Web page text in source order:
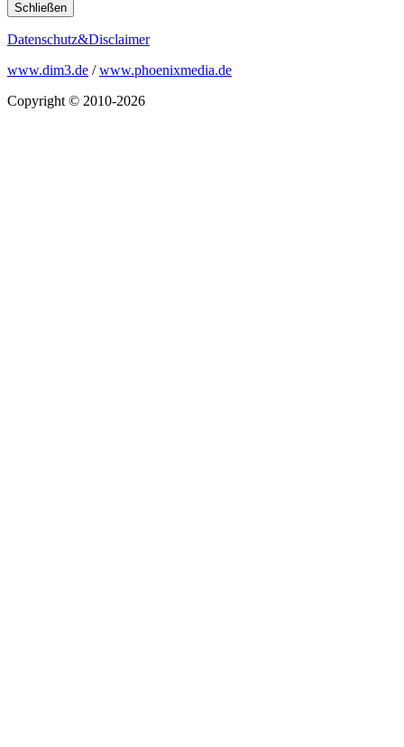
Schließen
Datenschutz&Disclaimer
www.dim3.de /www.phoenixmedia.de
Copyright © 2010-2026